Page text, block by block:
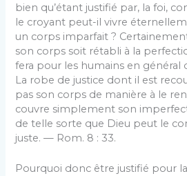
bien qu’étant justifié par, la foi,
le croyant peut-il vivre
un corps imparfait ?
son corps soit rétabli à la
fera pour les humains en général
La robe de justice dont il est
pas son corps de manière à le
couvre simplement son
de telle sorte que Dieu peut le
juste. — Rom. 8 : 33.
Pourquoi donc être justifié pour